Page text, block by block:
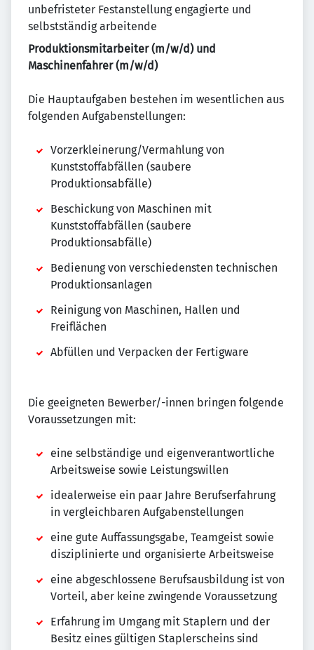
unbefristeter Festanstellung engagierte und
selbstständig arbeitende
Produktionsmitarbeiter (m/w/d) und
Maschinenfahrer (m/w/d)
Die Hauptaufgaben bestehen im wesentlichen aus
folgenden Aufgabenstellungen:
Vorzerkleinerung/Vermahlung von
Kunststoffabfällen (saubere
Produktionsabfälle)
Beschickung von Maschinen mit
Kunststoffabfällen (saubere
Produktionsabfälle)
Bedienung von verschiedensten technischen
Produktionsanlagen
Reinigung von Maschinen, Hallen und
Freiflächen
Abfüllen und Verpacken der Fertigware
Die geeigneten Bewerber/-innen bringen folgende
Voraussetzungen mit:
eine selbständige und eigenverantwortliche
Arbeitsweise sowie Leistungswillen
idealerweise ein paar Jahre Berufserfahrung
in vergleichbaren Aufgabenstellungen
eine gute Auffassungsgabe, Teamgeist sowie
disziplinierte und organisierte Arbeitsweise
eine abgeschlossene Berufsausbildung ist von
Vorteil, aber keine zwingende Voraussetzung
Erfahrung im Umgang mit Staplern und der
Besitz eines gültigen Staplerscheins sind